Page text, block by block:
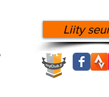
Liity